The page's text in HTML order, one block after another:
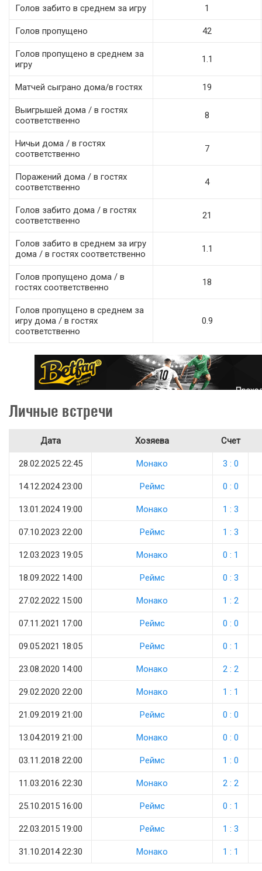
Голов забито в среднем за игру 1
Голов пропущено 42
Голов пропущено в среднем за
игру
1.1
Матчей сыграно дома/в гостях 19
Выигрышей дома / в гостях
соответственно
8
Ничьи дома / в гостях
соответственно
7
Поражений дома / в гостях
соответственно
4
Голов забито дома / в гостях
соответственно
21
Голов забито в среднем за игру
дома / в гостях соответственно
1.1
Голов пропущено дома / в
гостях соответственно
18
Голов пропущено в среднем за
игру дома / в гостях
соответственно
0.9
Личные встречи
Дата Хозяева Счет
28.02.2025 22:45 Монако 3 : 0
14.12.2024 23:00 Реймс 0 : 0
13.01.2024 19:00 Монако 1 : 3
07.10.2023 22:00 Реймс 1 : 3
12.03.2023 19:05 Монако 0 : 1
18.09.2022 14:00 Реймс 0 : 3
27.02.2022 15:00 Монако 1 : 2
07.11.2021 17:00 Реймс 0 : 0
09.05.2021 18:05 Реймс 0 : 1
23.08.2020 14:00 Монако 2 : 2
29.02.2020 22:00 Монако 1 : 1
21.09.2019 21:00 Реймс 0 : 0
13.04.2019 21:00 Монако 0 : 0
03.11.2018 22:00 Реймс 1 : 0
11.03.2016 22:30 Монако 2 : 2
25.10.2015 16:00 Реймс 0 : 1
22.03.2015 19:00 Реймс 1 : 3
31.10.2014 22:30 Монако 1 : 1